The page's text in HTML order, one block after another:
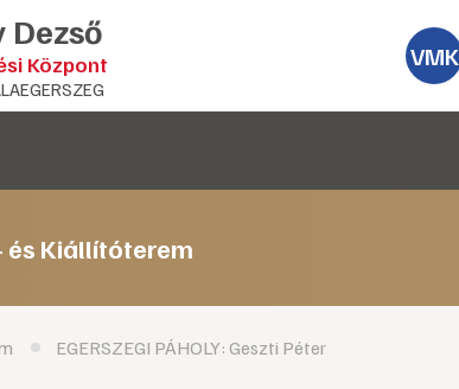
Dezső
Központ VMK
és Kiállítóterem
EGERSZEGI PÁHOLY: Geszti Péter